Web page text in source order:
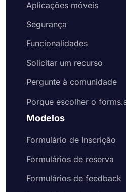
Aplicações móveis
Segurança
Funcionalidades
Solicitar um recurso
Pergunte à comunidade
Porque escolher o
Modelos
Formulário de Inscrição
Formulários de reserva
Formulários de feedback